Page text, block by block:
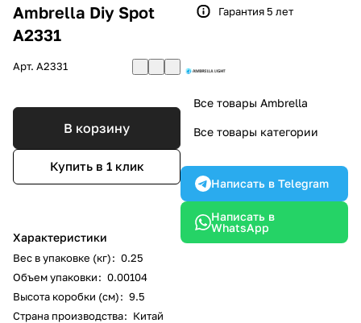
Ambrella Diy Spot
A2331
Арт. A2331
В корзину
Купить в 1 клик
Характеристики
Вес в упаковке (кг): 0.25
Объем упаковки: 0.00104
Высота коробки (см): 9.5
Страна производства: Китай
Гарантия 5 лет
Все товары Ambrella
Все товары категории
Написать в Telegram
Написать в
WhatsApp